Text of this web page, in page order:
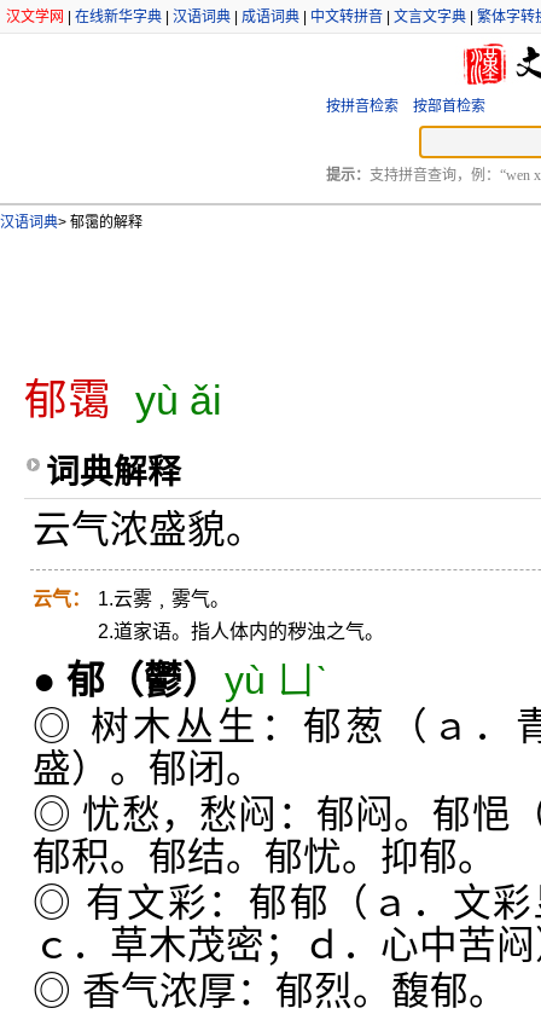
汉文学网 在线新华字典 汉语词典 成语词典 中文转拼音 文言文字典 繁体字转
按拼音检索 按部首检索
提示： 支持拼音查询，例：“wen
汉语词典> 郁霭的解释
郁霭 yù ǎi
词典解释
云气浓盛貌。
云气：
1.云雾﹐雾气。
2.道家语。指人体内的秽浊之气。
● 郁 （鬱） yù ㄩˋ
◎ 树木丛生：郁葱（ａ．
盛）。郁闭。
◎ 忧愁，愁闷：郁闷。郁悒
郁积。郁结。郁忧。抑郁。
◎ 有文彩：郁郁（ａ．文
ｃ．草木茂密；ｄ．心中苦
◎ 香气浓厚：郁烈。馥郁。